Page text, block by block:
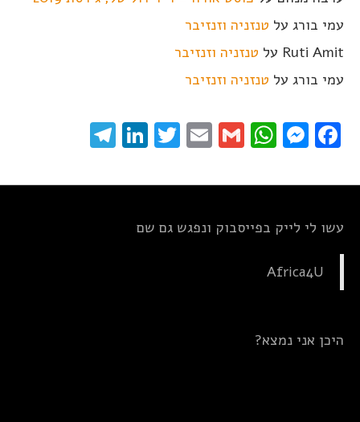
עמי בורג על טנזניה וזנזיבר
Ruti Amit על טנזניה וזנזיבר
עמי בורג על טנזניה וזנזיבר
Facebook
Messenger
WhatsApp
Gmail
Email
Twitter
LinkedIn
עשו לי לייק בפייסבוק ונפגש גם שם
Africa4U
היכן אני נמצא?